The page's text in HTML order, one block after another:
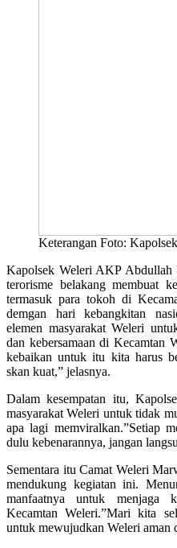
Keterangan Foto:
Kapolsek Weleri AKP Abdullah
terorisme belakang membuat
termasuk para tokoh di
demgan hari kebangkitan
elemen masyarakat Weleri
dan kebersamaan di Kecamtan
kebaikan untuk itu kita harus
skan kuat,” jelasnya.
Dalam kesempatan itu,
masyarakat Weleri untuk tidak
apa lagi memviralkan.”Setiap
dulu kebenarannya, jangan
Sementara itu Camat Weleri
mendukung kegiatan ini.
manfaatnya untuk menjaga
Kecamtan Weleri.”Mari kita
untuk mewujudkan Weleri aman